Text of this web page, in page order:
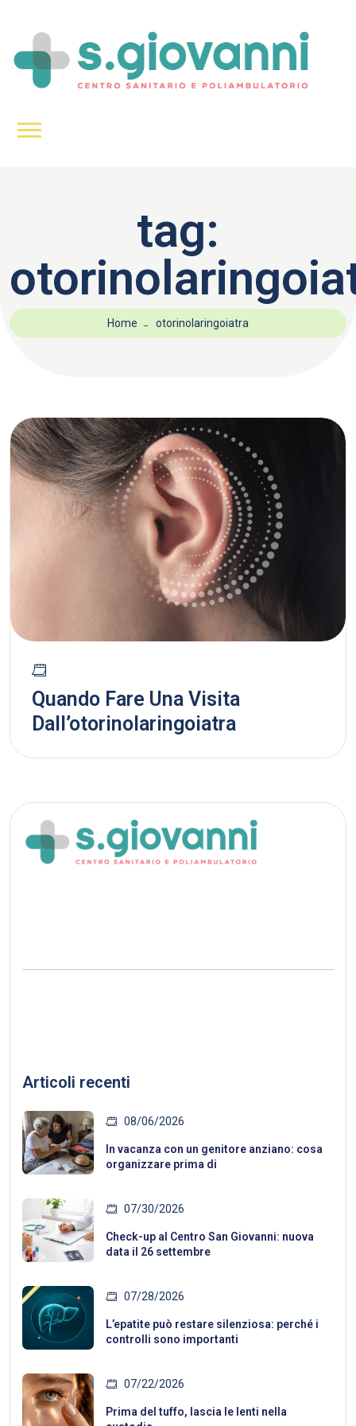
tag:
Home otorinolaringoiatra
Quando Fare Una Visita
Dall’otorinolaringoiatra
Articoli recenti
08/06/2026
In vacanza con un genitore anziano: cosa
organizzare prima di
07/30/2026
Check-up al Centro San Giovanni: nuova
data il 26 settembre
07/28/2026
L’epatite può restare silenziosa: perché i
controlli sono importanti
07/22/2026
Prima del tuffo, lascia le lenti nella